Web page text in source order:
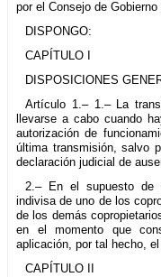
por el Consejo de
DISPONGO:
CAPÍTULO I
DISPOSICIONES
Artículo 1.– 1.– La
llevarse a cabo cuando
autorización de
última transmisión, salvo
declaración judicial de
2.– En el supuesto de
indivisa de uno de los
de los demás
en el momento que
aplicación, por tal hecho,
CAPÍTULO II